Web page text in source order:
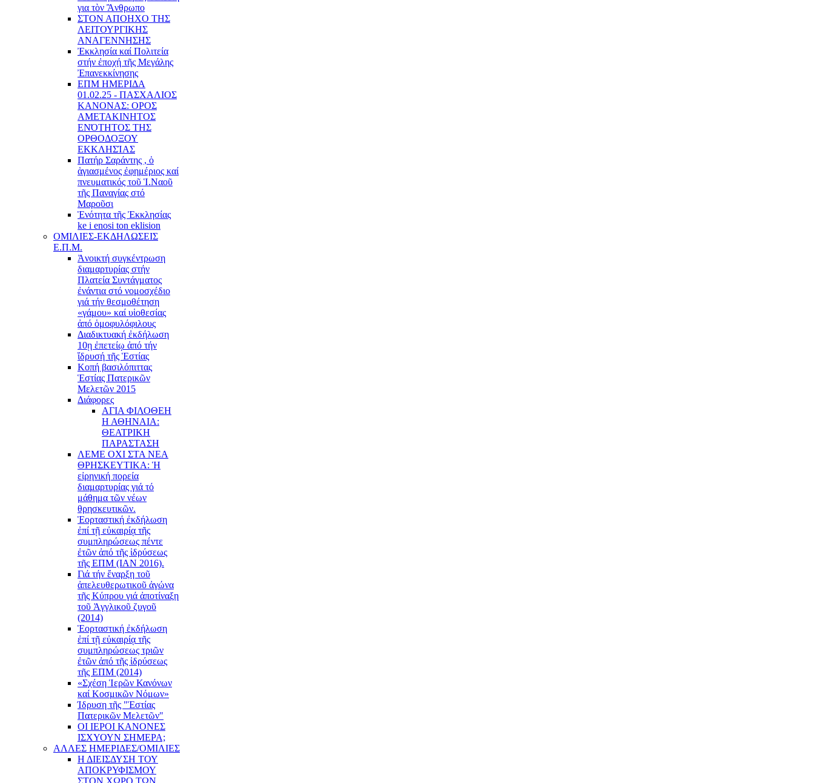
για τὸν Ἂνθρωπο
ΣΤΟΝ ΑΠΟΗΧΟ ΤΗΣ
ΛΕΙΤΟΥΡΓΙΚΗΣ
ΑΝΑΓΕΝΝΗΣΗΣ
Ἐκκλησία καί Πολιτεία
στήν ἐποχή τῆς Μεγάλης
Ἐπανεκκίνησης
ΕΠΜ ΗΜΕΡΙΔΑ
01.02.25 - ΠΑΣΧΑΛΙΟΣ
ΚΑΝΟΝΑΣ: ΟΡΟΣ
ΑΜΕΤΑΚΙΝΗΤΟΣ
ΕΝΌΤΗΤΟΣ ΤΗΣ
ΟΡΘΟΔΟΞΟΥ
ΕΚΚΛΗΣΊΑΣ
Πατήρ Σαράντης , ὁ
ἁγιασμένος ἐφημέριος καί
πνευματικός τοῦ Ἱ.Ναοῦ
τῆς Παναγίας στό
Μαροῦσι
Ἑνότητα τῆς Ἐκκλησίας
ke i enosi ton eklision
ΟΜΙΛΙΕΣ-ΕΚΔΗΛΩΣΕΙΣ
Ε.Π.Μ.
Ἀνοικτή συγκέντρωση
διαμαρτυρίας στήν
Πλατεία Συντάγματος
ἐνάντια στό νομοσχέδιο
γιά τήν θεσμοθέτηση
«γάμου» καί υἱοθεσίας
ἀπό ὁμοφυλόφιλους
Διαδικτυακή ἐκδήλωση
10ῃ ἐπετείῳ ἀπό τήν
ἵδρυσή τῆς Ἑστίας
Κοπή βασιλόπιττας
Ἑστίας Πατερικῶν
Μελετῶν 2015
Διάφορες
ΑΓΙΑ ΦΙΛΟΘΕΗ
Η ΑΘΗΝΑΙΑ:
ΘΕΑΤΡΙΚΗ
ΠΑΡΑΣΤΑΣΗ
ΛΕΜΕ ΟΧΙ ΣΤΑ ΝΕΑ
ΘΡΗΣΚΕΥΤΙΚΑ: Ἡ
εἰρηνική πορεία
διαμαρτυρίας γιά τό
μάθημα τῶν νέων
θρησκευτικῶν.
Ἑορταστική ἐκδήλωση
ἐπί τῇ εὐκαιρίᾳ τῆς
συμπληρώσεως πέντε
ἐτῶν ἀπό τῆς ἱδρύσεως
τῆς ΕΠΜ (ΙΑΝ 2016).
Γιά τήν ἔναρξη τοῦ
ἀπελευθερωτικοῦ ἀγώνα
τῆς Κύπρου γιά ἀποτίναξη
τοῦ Ἀγγλικοῦ ζυγοῦ
(2014)
Ἑορταστική ἐκδήλωση
ἐπί τῇ εὐκαιρίᾳ τῆς
συμπληρώσεως τριῶν
ἐτῶν ἀπό τῆς ἱδρύσεως
τῆς ΕΠΜ (2014)
«Σχέση Ἱερῶν Κανόνων
καί Κοσμικῶν Νόμων»
Ίδρυση τῆς "Ἑστίας
Πατερικῶν Μελετῶν"
ΟΙ ΙΕΡΟΙ ΚΑΝΟΝΕΣ
ΙΣΧΥΟΥΝ ΣΗΜΕΡΑ;
ΑΛΛΕΣ ΗΜΕΡΙΔΕΣ/ΟΜΙΛΙΕΣ
Η ΔΙΕΙΣΔΥΣΗ ΤΟΥ
ΑΠΟΚΡΥΦΙΣΜΟΥ
ΣΤΟΝ ΧΩΡΟ ΤΩΝ